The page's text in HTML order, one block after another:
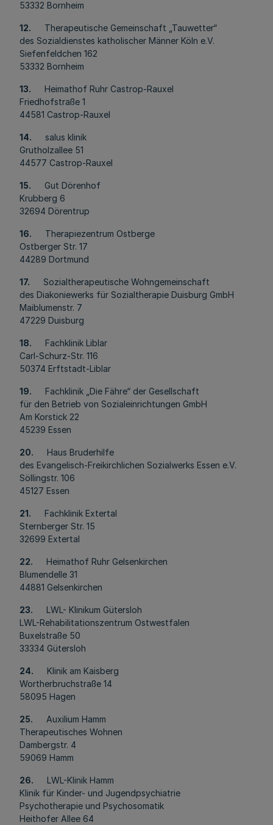
53332 Bornheim
12.
Therapeutische Gemeinschaft „Tauwetter“
des Sozialdienstes katholischer Männer Köln e.V.
Siefenfeldchen 162
53332 Bornheim
13.
Heimathof Ruhr Castrop-Rauxel
Friedhofstraße 1
44581 Castrop-Rauxel
14.
salus klinik
Grutholzallee 51
44577 Castrop-Rauxel
15.
Gut Dörenhof
Krubberg 6
32694 Dörentrup
16.
Therapiezentrum Ostberge
Ostberger Str. 17
44289 Dortmund
17.
Sozialtherapeutische Wohngemeinschaft
des Diakoniewerks für Sozialtherapie Duisburg GmbH
Maiblumenstr. 7
47229 Duisburg
18.
Fachklinik Liblar
Carl-Schurz-Str. 116
50374 Erftstadt-Liblar
19.
Fachklinik „Die Fähre“ der Gesellschaft
für den Betrieb von Sozialeinrichtungen GmbH
Am Korstick 22
45239 Essen
20.
Haus Bruderhilfe
des Evangelisch-Freikirchlichen Sozialwerks Essen e.V.
Söllingstr. 106
45127 Essen
21.
Fachklinik Extertal
Sternberger Str. 15
32699 Extertal
22.
Heimathof Ruhr Gelsenkirchen
Blumendelle 31
44881 Gelsenkirchen
23.
LWL- Klinikum Gütersloh
LWL-Rehabilitationszentrum Ostwestfalen
Buxelstraße 50
33334 Gütersloh
24.
Klinik am Kaisberg
Wortherbruchstraße 14
58095 Hagen
25.
Auxilium Hamm
Therapeutisches Wohnen
Dambergstr. 4
59069 Hamm
26.
LWL-Klinik Hamm
Klinik für Kinder- und Jugendpsychiatrie
Psychotherapie und Psychosomatik
Heithofer Allee 64